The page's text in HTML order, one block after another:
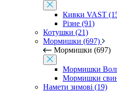
Кивки VAST
Різне (91)
Котушки (21)
Мормишки (697)
Мормишки (697)
Мормишки
Мормишки
Намети зимові (19)